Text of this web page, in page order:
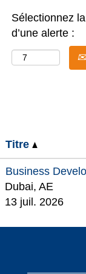
Sélectionnez
d’une alerte :
Titre
Business
Dubai, AE
13 juil. 2026